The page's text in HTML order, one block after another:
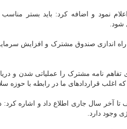
نمود و اضافه کرد: باید بستر مناسب
شود.
اندازی صندوق مشترک و افزایش
نامه مشترک را عملیاتی شدن و
اغلب قراردادهای ما در رابطه با حوزه
سال جاری اطلاع داد و اشاره کرد:
وجود دارد.